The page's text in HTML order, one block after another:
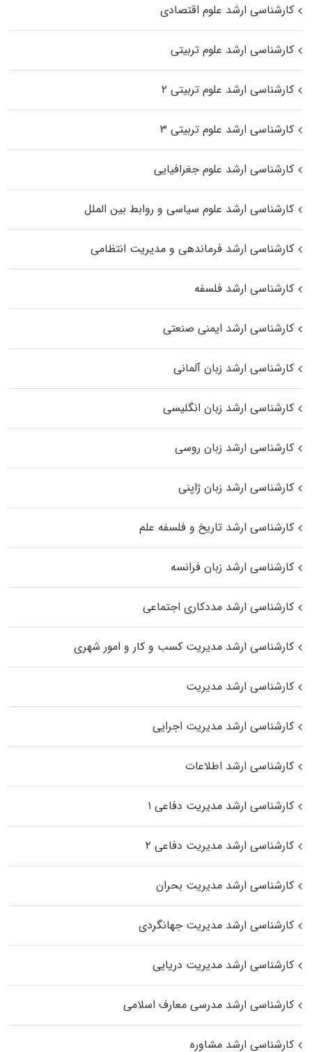
کارشناسی ارشد علوم اقتصادی
کارشناسی ارشد علوم تربیتی
کارشناسی ارشد علوم تربیتی ۲
کارشناسی ارشد علوم تربیتی ۳
کارشناسی ارشد علوم جغرافیایی
کارشناسی ارشد علوم سیاسی و روابط بین الملل
کارشناسی ارشد فرماندهی و مدیریت انتظامی
کارشناسی ارشد فلسفه
کارشناسی ارشد ایمنی صنعتی
کارشناسی ارشد زبان آلمانی
کارشناسی ارشد زبان انگلیسی
کارشناسی ارشد زبان روسی
کارشناسی ارشد زبان ژاپنی
کارشناسی ارشد تاریخ و فلسفه علم
کارشناسی ارشد زبان فرانسه
کارشناسی ارشد مددکاری اجتماعی
کارشناسی ارشد مدیریت کسب و کار و امور شهری
کارشناسی ارشد مدیریت
کارشناسی ارشد مدیریت اجرایی
کارشناسی ارشد اطلاعات
کارشناسی ارشد مدیریت دفاعی ۱
کارشناسی ارشد مدیریت دفاعی ۲
کارشناسی ارشد مدیریت بحران
کارشناسی ارشد مدیریت جهانگردی
کارشناسی ارشد مدیریت دریایی
کارشناسی ارشد مدرسی معارف اسلامی
کارشناسی ارشد مشاوره